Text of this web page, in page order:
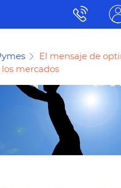
El mensaje de
mercados